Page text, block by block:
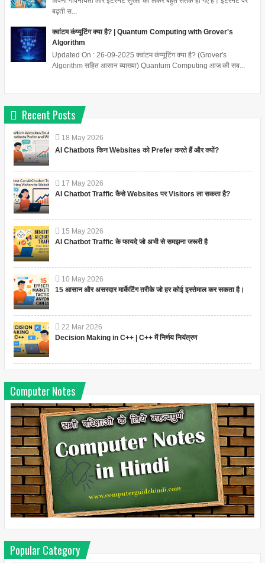
बढ़ती स...
क्वांटम कंप्यूटिंग क्या है? | Quantum Computing with Grover's
Algorithm
Updated On : 26-09-2025 क्वांटम कंप्यूटिंग क्या है? (Grover's
Algorithm सहित आसान व्याख्या) Quantum Computing आज की सब...
Recent Posts
18 May 2026
AI Chatbots किन Websites को Prefer करते हैं और क्यों?
17 May 2026
AI Chatbot Traffic कैसे Websites पर Visitors ला सकता है?
15 May 2026
AI Chatbot Traffic के फायदे जो अभी से समझना जरूरी है
10 May 2026
15 आसान और असरदार मार्केटिंग तरीके जो हर कोई इस्तेमाल कर सकता है।
22 Mar 2026
Decision Making in C++ | C++ में निर्णय नियंत्रण
Computer Notes
Popular Category